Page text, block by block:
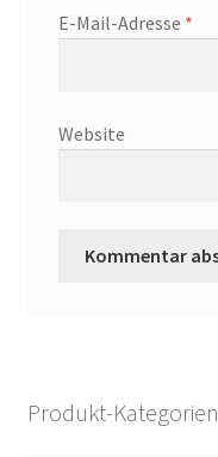
E-Mail-Adresse *
Website
Produkt-Kategorien